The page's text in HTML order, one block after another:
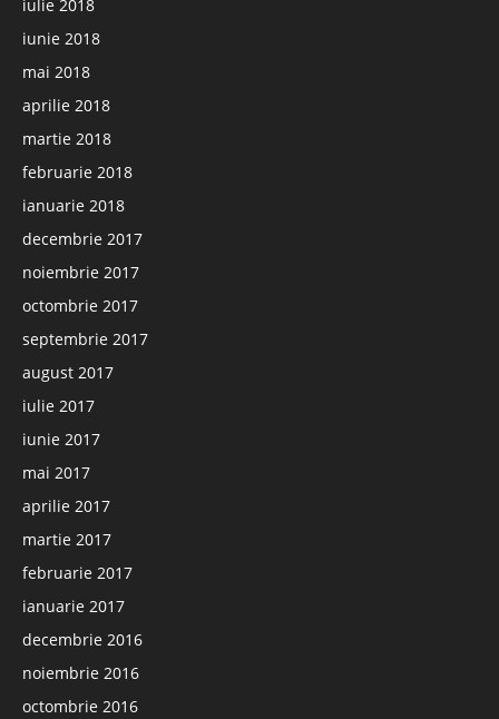
iulie 2018
iunie 2018
mai 2018
aprilie 2018
martie 2018
februarie 2018
ianuarie 2018
decembrie 2017
noiembrie 2017
octombrie 2017
septembrie 2017
august 2017
iulie 2017
iunie 2017
mai 2017
aprilie 2017
martie 2017
februarie 2017
ianuarie 2017
decembrie 2016
noiembrie 2016
octombrie 2016